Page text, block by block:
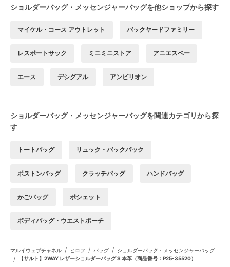
ショルダーバッグ・メッセンジャーバッグを他ショップから探す
マイケル・コース アウトレット バックヤードファミリー
レスポートサック ミニミニストア アニエスベー
エース デシグアル アンビリオン
ショルダーバッグ・メッセンジャーバッグを関連カテゴリから探
す
トートバッグ リュック・バックパック
ボストンバッグ クラッチバッグ ハンドバッグ
かごバッグ ポシェット
ボディバッグ・ウエストポーチ
マルイウェブチャネル / ヒロフ / バッグ / ショルダーバッグ・メッセンジャーバッグ
/ 【サルト】2WAY レザーショルダーバッグ S 本革（商品番号：P25-35520）